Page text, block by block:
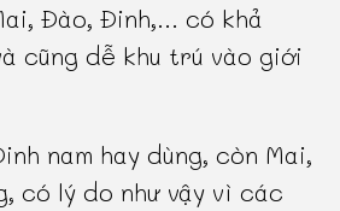
Đào, Đinh,... có khả
cũng dễ khu trú vào giới
nam hay dùng, còn Mai,
có lý do như vậy vì các